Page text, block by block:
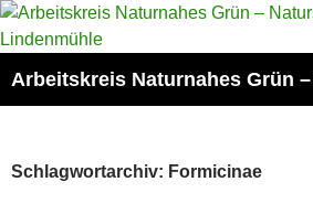
Zum
Inhalt
Schlagwortarchiv: Formicinae